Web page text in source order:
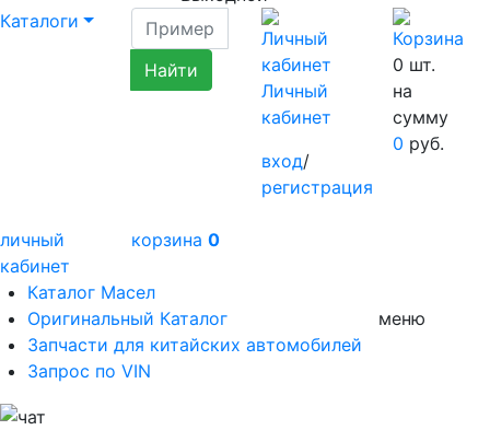
Каталоги
Личный
кабинет
вход/
регистрация
0 шт.
на
сумму
0 руб.
личный
кабинет
корзина 0
Каталог Масел
Оригинальный Каталог
Запчасти для китайских автомобилей
Запрос по VIN
меню